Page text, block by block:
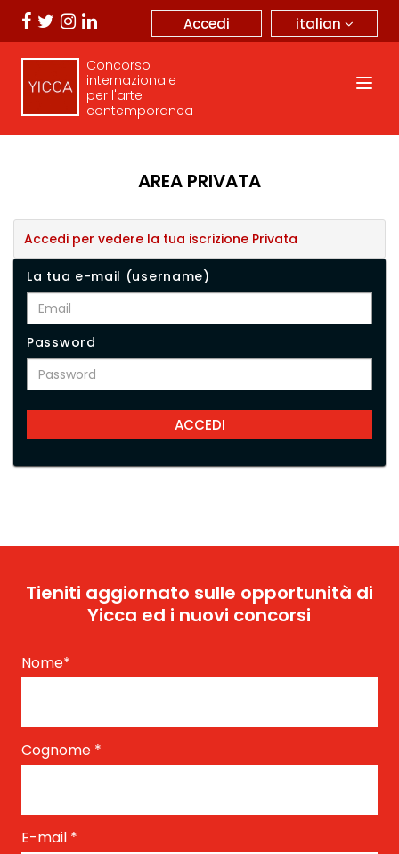
italian
Accedi
Concorso
internazionale
per l'arte
contemporanea
AREA PRIVATA
Accedi per vedere la tua iscrizione Privata
La tua e-mail (username)
Password
Tieniti aggiornato sulle opportunità di
Yicca ed i nuovi concorsi
Nome*
Cognome *
E-mail *